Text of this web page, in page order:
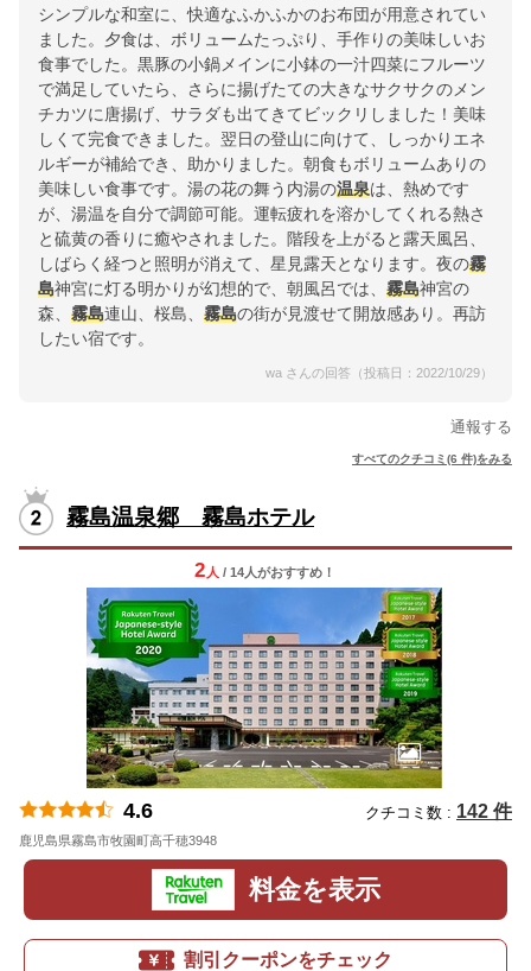
シンプルな和室に、快適なふかふかのお布団が用意されてい
ました。夕食は、ボリュームたっぷり、手作りの美味しいお
食事でした。黒豚の小鍋メインに小鉢の一汁四菜にフルーツ
で満足していたら、さらに揚げたての大きなサクサクのメン
チカツに唐揚げ、サラダも出てきてビックリしました！美味
しくて完食できました。翌日の登山に向けて、しっかりエネ
ルギーが補給でき、助かりました。朝食もボリュームありの
美味しい食事です。湯の花の舞う内湯の温泉は、熱めです
が、湯温を自分で調節可能。運転疲れを溶かしてくれる熱さ
と硫黄の香りに癒やされました。階段を上がると露天風呂、
しばらく経つと照明が消えて、星見露天となります。夜の霧
島神宮に灯る明かりが幻想的で、朝風呂では、 霧島神宮の
森、 霧島連山、桜島、 霧島の街が見渡せて開放感あり。再訪
したい宿です。
wa さんの回答（投稿日：2022/10/29）
通報する
すべてのクチコミ(6 件)をみる
霧島温泉郷 霧島ホテル
2 人 / 14人がおすすめ！
4.6 クチコミ数 : 142 件
鹿児島県霧島市牧園町高千穂3948
料金を表示
割引クーポンをチェック